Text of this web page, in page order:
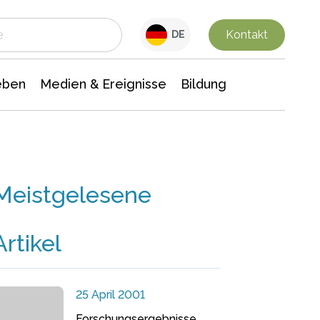
DE Kontakt
Medien & Ereignisse Bildung
25 April 2001